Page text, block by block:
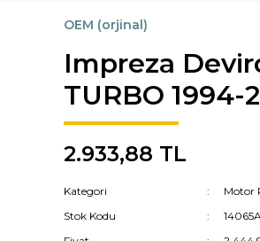
OEM (orjinal)
Impreza
TURBO 1994-
2.933,88 TL
Kategori
Motor
Stok Kodu